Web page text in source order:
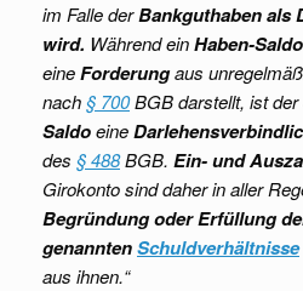
im Falle derBankguthaben als
wird. Während einHaben-Saldo
eineForderungaus
nach§ 700BGB darstellt, ist der
Saldoeine
des § 488BGB. Ein- und
Girokonto sind daher in aller
Begründung oder Erfüllung
genanntenSchuldverhältnisse
aus ihnen.“